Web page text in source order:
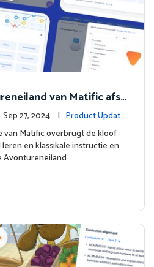
van Matific afst
in de klas
| Sep 27, 2024 | Product Update
van Matific overbrugt de kloof
en klassikale instructie en